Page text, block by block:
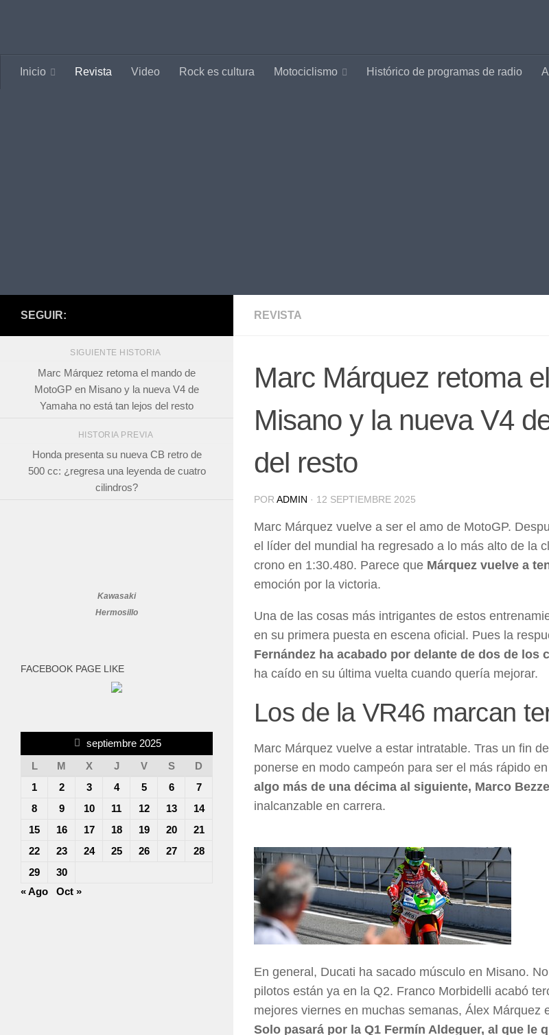
Inicio Revista Video Rock es cultura Motociclismo Histórico de programas de radio
REVISTA
Marc Márquez retoma
Misano y la nueva V4
del resto
POR ADMIN · 12 SEPTIEMBRE 2025
Marc Márquez vuelve a ser el amo de MotoGP.
el líder del mundial ha regresado a lo más alto de la
crono en 1:30.480. Parece que Márquez vuelve a
emoción por la victoria.
Una de las cosas más intrigantes de estos
en su primera puesta en escena oficial. Pues la
Fernández ha acabado por delante de dos de los
ha caído en su última vuelta cuando quería mejorar.
Los de la VR46 marcan
Marc Márquez vuelve a estar intratable. Tras un fin
ponerse en modo campeón para ser el más rápido
algo más de una décima al siguiente, Marco
inalcanzable en carrera.
En general, Ducati ha sacado músculo en Misano.
pilotos están ya en la Q2. Franco Morbidelli acabó
mejores viernes en muchas semanas, Álex
Solo pasará por la Q1 Fermín Aldeguer, al que le
SEGUIR:
SIGUIENTE HISTORIA
Marc Márquez retoma el mando de
MotoGP en Misano y la nueva V4 de
Yamaha no está tan lejos del resto
HISTORIA PREVIA
Honda presenta su nueva CB retro de
500 cc: ¿regresa una leyenda de cuatro
cilindros?
Kawasaki
Hermosillo
FACEBOOK PAGE LIKE
septiembre 2025
L
M X J V S
D
1
2 3 4 5 6
7
8
9 10 11 12 13
14
15
16 17 18 19 20
21
22
23 24 25 26 27
28
29
30
« Ago
Oct »